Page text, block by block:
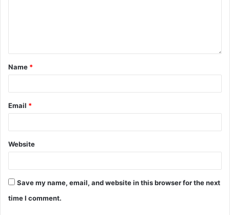
Name *
Email *
Website
Save my name, email, and website in this browser for the next
time I comment.